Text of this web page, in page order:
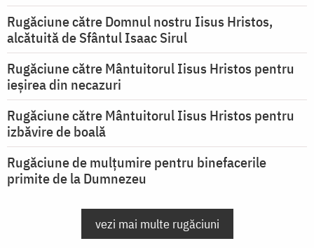
Rugăciune către Domnul nostru Iisus Hristos,
alcătuită de Sfântul Isaac Sirul
Rugăciune către Mântuitorul Iisus Hristos pentru
ieşirea din necazuri
Rugăciune către Mântuitorul Iisus Hristos pentru
izbăvire de boală
Rugăciune de mulțumire pentru binefacerile
primite de la Dumnezeu
vezi mai multe rugăciuni